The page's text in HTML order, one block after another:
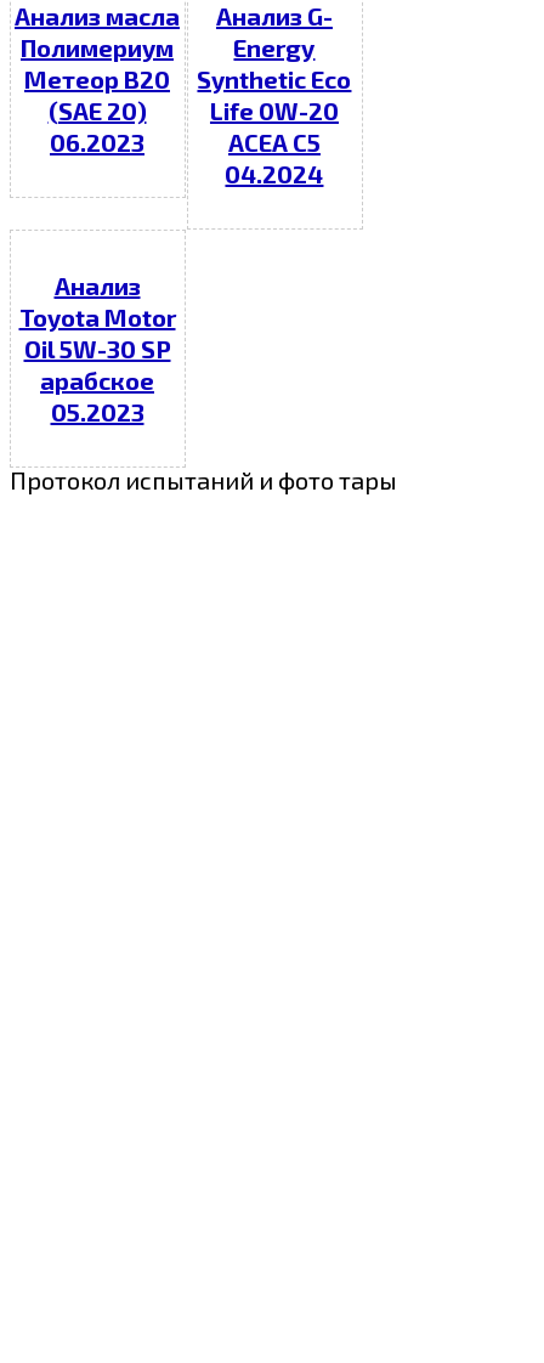
Анализ масла
Полимериум
Метеор В20
(SAE 20)
06.2023
Анализ G-
Energy
Synthetic Eco
Life 0W-20
ACEA C5
04.2024
Анализ
Toyota Motor
Oil 5W-30 SP
арабское
05.2023
Протокол испытаний и фото тары